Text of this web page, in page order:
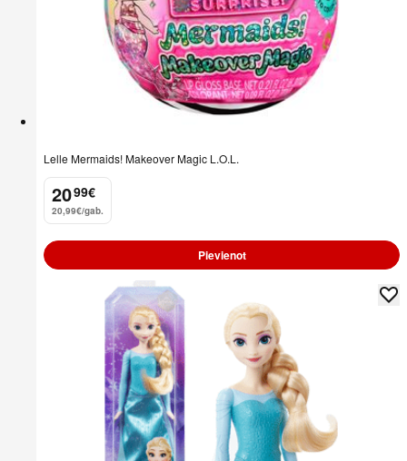
Lelle Mermaids! Makeover Magic L.O.L.
20
. 99€
20,99€/gab.
Pievienot